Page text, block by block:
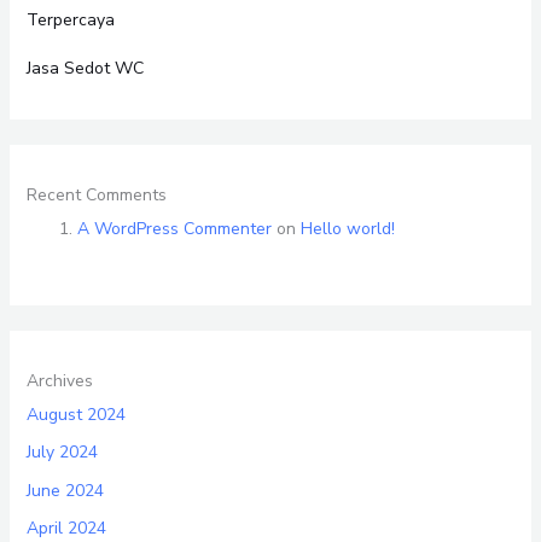
Terpercaya
Jasa Sedot WC
Recent Comments
A WordPress Commenteron Hello world!
Archives
August 2024
July 2024
June 2024
April 2024